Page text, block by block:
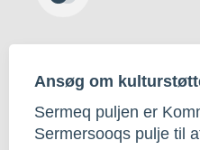
Ansøg om
Sermeq puljen er
Sermersooqs pulje til